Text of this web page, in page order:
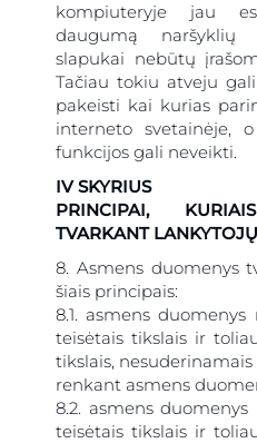
kompiuteryje jau
daugumą
slapukai nebūtų
Tačiau tokiu atveju
pakeisti kai kurias
interneto svetainėje,
funkcijos gali neveikti.
IV SKYRIUS
PRINCIPAI,
TVARKANT
8. Asmens duomenys
šiais principais:
8.1. asmens
teisėtais tikslais ir
tikslais,
renkant asmens
8.2. asmens
teisėtais tikslais ir